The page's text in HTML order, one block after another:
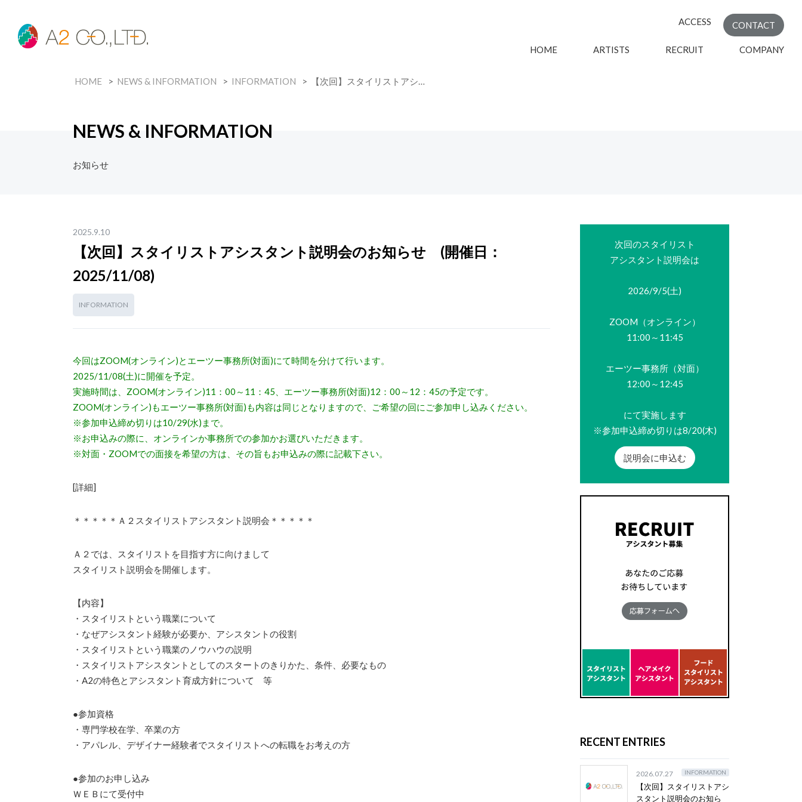
HOME ARTISTS RECRUIT COMPANY
ACCESS CONTACT
HOME NEWS & INFORMATION INFORMATION 【次回】スタイリストアシ…
NEWS & INFORMATION
お知らせ
2025.9.10
【次回】スタイリストアシスタント説明会のお知らせ (開催日：
2025/11/08)
INFORMATION
今回はZOOM(オンライン)とエーツー事務所(対面)にて時間を分けて行います。
2025/11/08(土)に開催を予定。
実施時間は、ZOOM(オンライン)11：00～11：45、エーツー事務所(対面)12：00～12：45の予定です。
ZOOM(オンライン)もエーツー事務所(対面)も内容は同じとなりますので、ご希望の回にご参加申し込みください。
※参加申込締め切りは10/29(水)まで。
※お申込みの際に、オンラインか事務所での参加かお選びいただきます。
※対面・ZOOMでの面接を希望の方は、その旨もお申込みの際に記載下さい。
[詳細]
＊＊＊＊＊Ａ２スタイリストアシスタント説明会＊＊＊＊＊
Ａ２では、スタイリストを目指す方に向けまして
スタイリスト説明会を開催します。
【内容】
・スタイリストという職業について
・なぜアシスタント経験が必要か、アシスタントの役割
・スタイリストという職業のノウハウの説明
・スタイリストアシスタントとしてのスタートのきりかた、条件、必要なもの
・A2の特色とアシスタント育成方針について 等
●参加資格
・専門学校在学、卒業の方
・アパレル、デザイナー経験者でスタイリストへの転職をお考えの方
●参加のお申し込み
ＷＥＢにて受付中
次回のスタイリスト
アシスタント説明会は
2026/9/5(土)
ZOOM（オンライン）
11:00～11:45
エーツー事務所（対面）
12:00～12:45
にて実施します
※参加申込締め切りは8/20(木)
説明会に申込む
RECENT ENTRIES
2026.07.27 INFORMATION
【次回】スタイリストアシ
スタント説明会のお知ら